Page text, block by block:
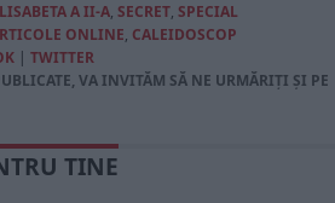
A II-A, SECRET, SPECIAL
ONLINE, CALEIDOSCOP
| TWITTER
VA INVITĂM SĂ NE URMĂRIȚI ȘI PE
TINE